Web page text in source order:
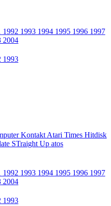
1992 1993 1994 1995 1996 1997
2004
1993
Kontakt Atari Times Hitdisk
STraight Up atos
1992 1993 1994 1995 1996 1997
2004
1993